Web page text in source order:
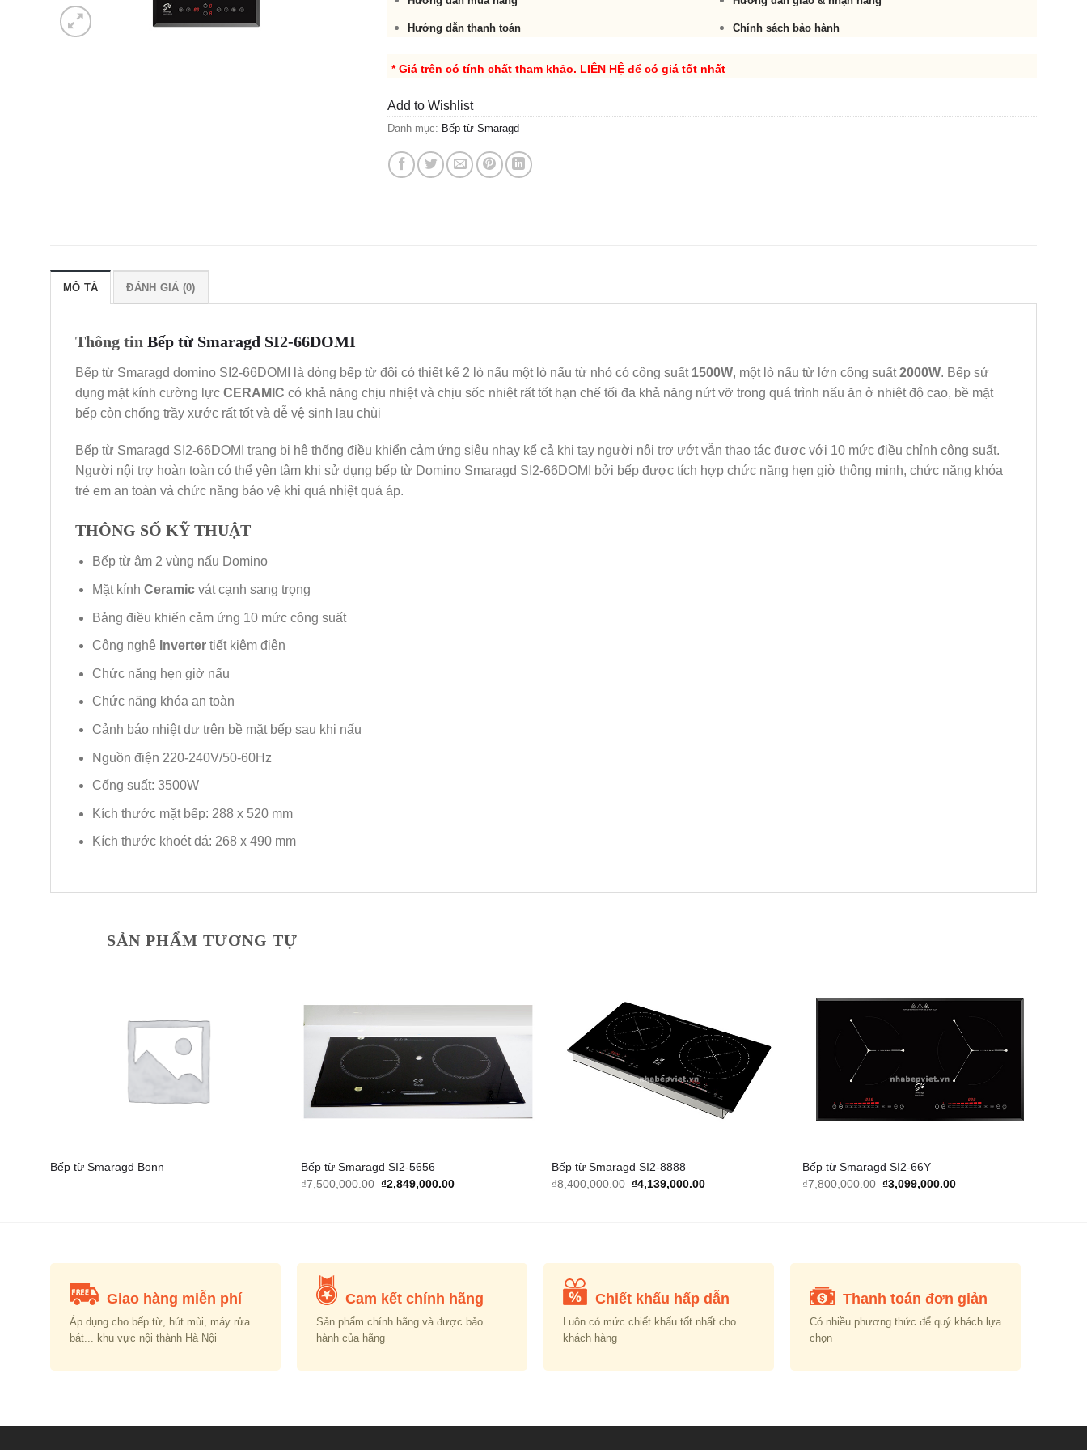
Hướng dẫn thanh toán Chính sách bảo hành
* Giá trên có tính chất tham khảo. LIÊN HỆđể có giá tốt nhất
Add to Wishlist
Danh mục: Bếp từ Smaragd
MÔ TẢ ĐÁNH GIÁ (0)
Thông tin Bếp từ Smaragd SI2-66DOMI
Bếp từ Smaragd domino SI2-66DOMI là dòng bếp từ đôi có thiết kế 2 lò nấu một lò nấu từ nhỏ có công suất 1500W, một lò nấu từ lớn công suất2000W. Bếp sử
dụng mặt kính cường lực CERAMIC có khả năng chịu nhiệt và chịu sốc nhiệt rất tốt hạn chế tối đa khả năng nứt vỡ trong quá trình nấu ăn ở nhiệt độ cao, bề mặt
bếp còn chống trầy xước rất tốt và dễ vệ sinh lau chùi
Bếp từ Smaragd SI2-66DOMI trang bị hệ thống điều khiển cảm ứng siêu nhạy kể cả khi tay người nội trợ ướt vẫn thao tác được với 10 mức điều chỉnh công suất.
Người nội trợ hoàn toàn có thể yên tâm khi sử dụng bếp từ Domino Smaragd SI2-66DOMI bởi bếp được tích hợp chức năng hẹn giờ thông minh, chức năng khóa
trẻ em an toàn và chức năng bảo vệ khi quá nhiệt quá áp.
THÔNG SỐ KỸ THUẬT
Bếp từ âm 2 vùng nấu Domino
Mặt kính Ceramicvát cạnh sang trọng
Bảng điều khiển cảm ứng 10 mức công suất
Công nghệ Invertertiết kiệm điện
Chức năng hẹn giờ nấu
Chức năng khóa an toàn
Cảnh báo nhiệt dư trên bề mặt bếp sau khi nấu
Nguồn điện 220-240V/50-60Hz
Cống suất: 3500W
Kích thước mặt bếp: 288 x 520 mm
Kích thước khoét đá: 268 x 490 mm
SẢN PHẨM TƯƠNG TỰ
Bếp từ Smaragd Bonn
Bếp từ Smaragd SI2-5656
₫7,500,000.00 Original
₫2,849,000.00Current
Bếp từ Smaragd SI2-8888
₫8,400,000.00 Original
₫4,139,000.00Current
Bếp từ Smaragd SI2-66Y
₫7,800,000.00 Original
₫3,099,000.00Current
Giao hàng miễn phí
Áp dụng cho bếp từ, hút mùi, máy rửa
bát... khu vực nội thành Hà Nội
Cam kết chính hãng
Sản phẩm chính hãng và được bảo
hành của hãng
Chiết khấu hấp dẫn
Luôn có mức chiết khấu tốt nhất cho
khách hàng
Thanh toán đơn giản
Có nhiều phương thức để quý khách lựa
chọn